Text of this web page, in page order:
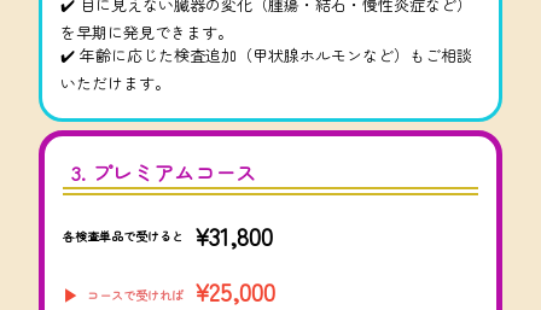
を早期に発見できます。
✔️ 年齢に応じた検査追加（甲状腺ホルモンなど）もご相談
いただけます。
3. プレミアムコース
各検査単品で受けると¥31,800
▶︎ コースで受ければ ¥25,000